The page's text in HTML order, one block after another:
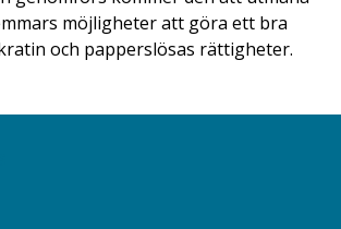
möjligheter att göra ett bra
och papperslösas rättigheter.